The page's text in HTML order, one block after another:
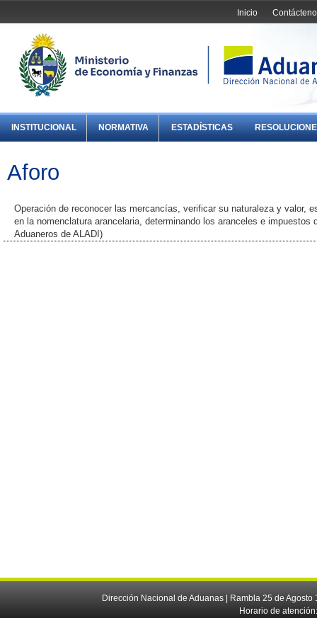
Inicio
INSTITUCIONAL NORMATIVA ESTADÍSTICAS
Aforo
Operación de reconocer las mercancías, verificar su naturaleza y valor,
en la nomenclatura arancelaria, determinando los aranceles e
Aduaneros de ALADI)
Dirección Nacional de Aduanas | Rambla 25 de
Horario de